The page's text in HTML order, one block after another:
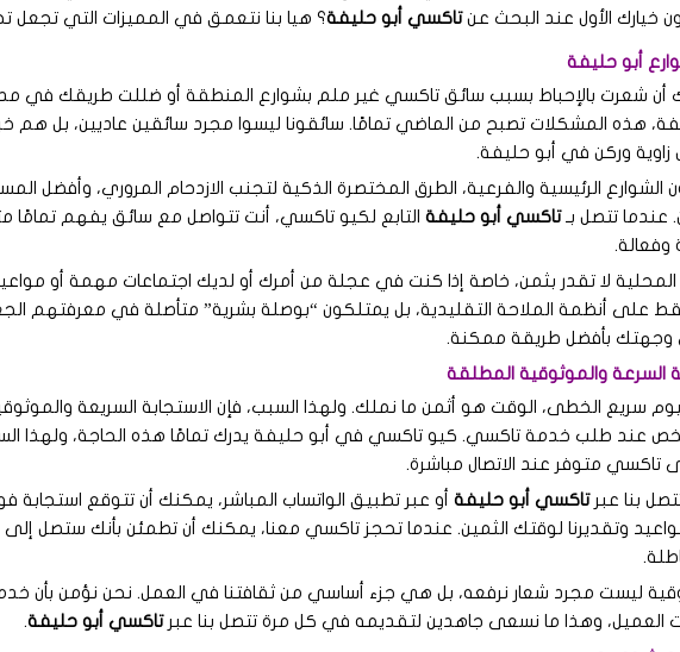
خيارك الأول عند البحث عنتاكسي أبو حليفة؟ هيا بنا نتعمق في المميزات التي تجعل
أبو حليفة
شعرت بالإحباط بسبب سائق تاكسي غير ملم بشوارع المنطقة أو ضللت طريقك في
هذه المشكلات تصبح من الماضي تمامًا. سائقونا ليسوا مجرد سائقين عاديين، بل هم
وركن في أبو حليفة.
الشوارع الرئيسية والفرعية، الطرق المختصرة الذكية لتجنب الازدحام المروري، وأفضل
تتصل بـتاكسي أبو حليفة التابع لكيو تاكسي، أنت تتواصل مع سائق يفهم
المحلية لا تقدر بثمن، خاصة إذا كنت في عجلة من أمرك أو لديك اجتماعات مهمة أو مواعيد
على أنظمة الملاحة التقليدية، بل يمتلكون “بوصلة بشرية” متأصلة في معرفتهم
وجهتك بأفضل طريقة ممكنة.
السرعة والموثوقية المطلقة
سريع الخطى، الوقت هو أثمن ما نملك. ولهذا السبب، فإن الاستجابة السريعة
عند طلب خدمة تاكسي. كيو تاكسي في أبو حليفة يدرك تمامًا هذه الحاجة، ولهذا
متوفر عند الاتصال مباشرة.
بنا عبرتاكسي أبو حليفة أو عبر تطبيق الواتساب المباشر، يمكنك أن تتوقع استجابة
وتقديرنا لوقتك الثمين. عندما تحجز تاكسي معنا، يمكنك أن تطمئن بأنك ستصل
ليست مجرد شعار نرفعه، بل هي جزء أساسي من ثقافتنا في العمل. نحن نؤمن بأن خدمة
العميل، وهذا ما نسعى جاهدين لتقديمه في كل مرة تتصل بنا عبرتاكسي أبو حليفة.